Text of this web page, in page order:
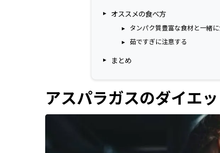
オススメの食べ方
タンパク質豊富な食材と一緒
茹ですぎに注意する
まとめ
アスパラガスのダイエ